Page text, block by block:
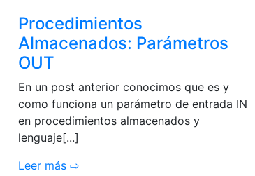
Procedimientos
Almacenados: Parámetros
OUT
En un post anterior conocimos que es y
como funciona un parámetro de entrada IN
en procedimientos almacenados y
lenguaje[...]
Leer más ⇨